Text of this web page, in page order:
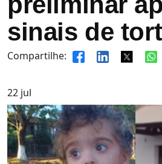
sinais de
Compartilhe:
22 jul